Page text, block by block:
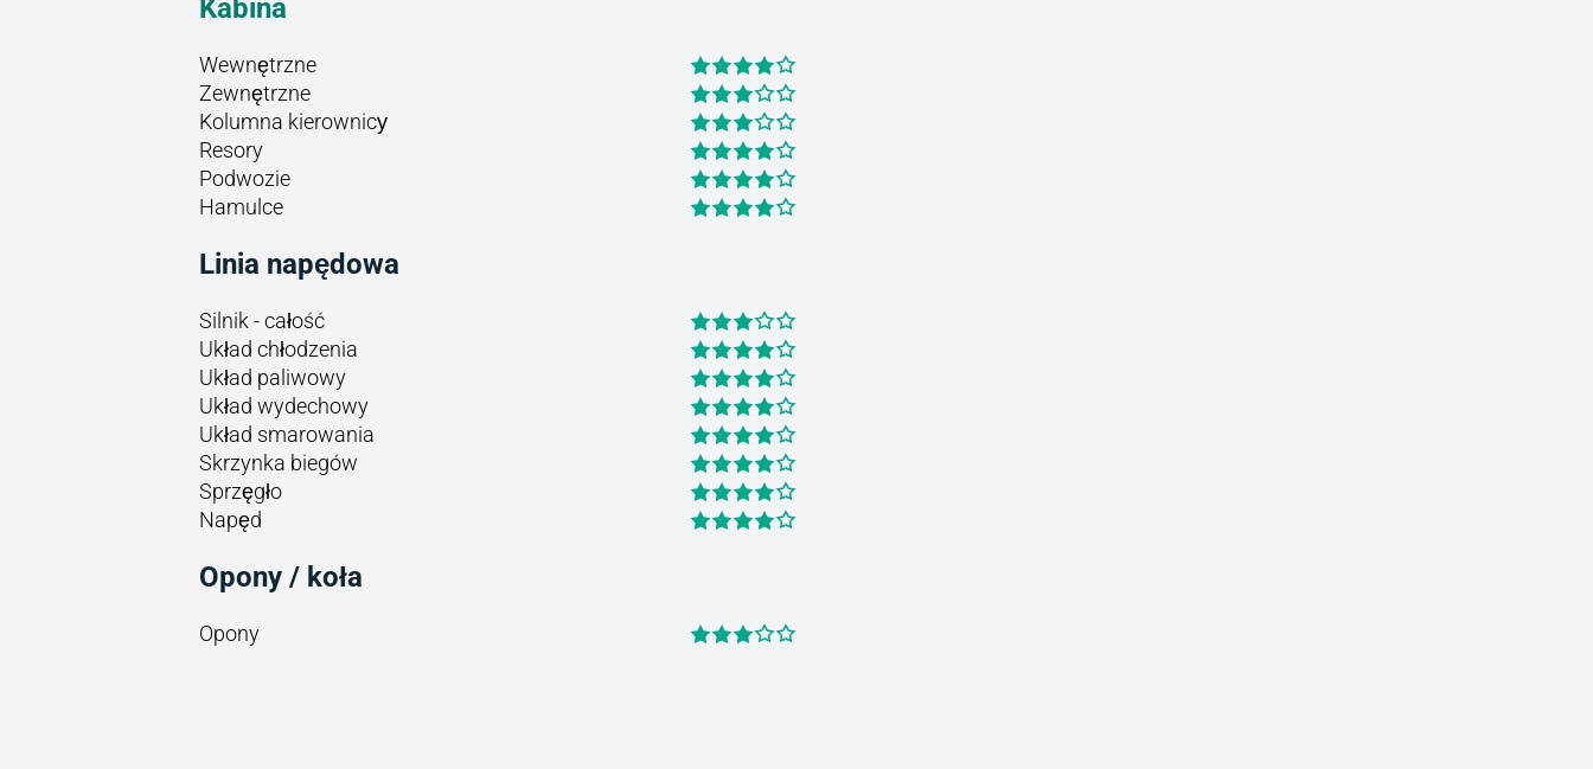
Kabina
Wewnętrzne
Zewnętrzne
Kolumna kierownicу
Resory
Podwozie
Hamulce
Linia napędowa
Silnik - całość
Układ chłodzenia
Układ paliwowy
Układ wydechowy
Układ smarowania
Skrzynka biegów
Sprzęgło
Napęd
Opony / koła
Opony